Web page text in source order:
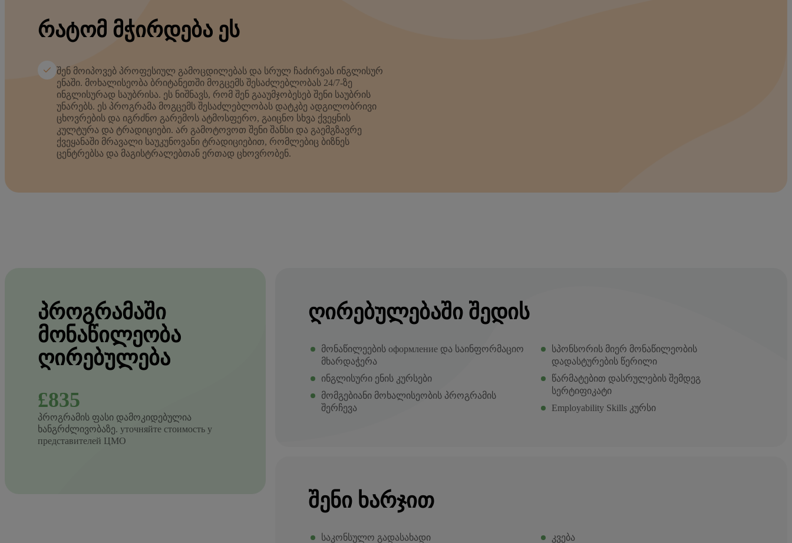
ᲠᲐᲢᲝᲛ ᲛᲭᲘᲠᲓᲔᲑᲐ ᲔᲡ
შენ მოიპოვებ პროფესიულ გამოცდილებას და სრულ ჩაძირვას ინგლისურ
ენაში. მოხალისეობა ბრიტანეთში მოგცემს შესაძლებლობას 24/7-ზე
ინგლისურად საუბრისა. ეს ნიშნავს, რომ შენ გააუმჯობესებ შენი საუბრის
უნარებს. ეს პროგრამა მოგცემს შესაძლებლობას დატკბე ადგილობრივი
ცხოვრების და იგრძნო გარემოს ატმოსფერო, გაიცნო სხვა ქვეყნის
კულტურა და ტრადიციები. არ გამოტოვოთ შენი შანსი და გაემგზავრე
ქვეყანაში მრავალი საუკუნოვანი ტრადიციებით, რომლებიც ბიზნეს
ცენტრებსა და მაგისტრალებთან ერთად ცხოვრობენ.
ᲞᲠᲝᲒᲠᲐᲛᲐᲨᲘ
ᲛᲝᲜᲐᲬᲘᲚᲔᲝᲑᲐ
ᲦᲘᲠᲔᲑᲣᲚᲔᲑᲐ
£835
პროგრამის ფასი დამოკიდებულია
ხანგრძლივობაზე. уточняйте стоимость у
представителей ЦМО
ᲦᲘᲠᲔᲑᲣᲚᲔᲑᲐᲨᲘ ᲨᲔᲓᲘᲡ
მონაწილეების оформление და საინფორმაციო
მხარდაჭერა
ინგლისური ენის კურსები
მომგებიანი მოხალისეობის პროგრამის
შერჩევა
სპონსორის მიერ მონაწილეობის
დადასტურების წერილი
წარმატებით დასრულების შემდეგ
სერტიფიკატი
Employability Skills კურსი
ᲨᲔᲜᲘ ᲮᲐᲠᲯᲘᲗ
საკონსულო გადასახადი
კვება